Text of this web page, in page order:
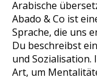
Arabische
Abado & Co ist
Sprache, die uns
Du beschreibst
und Sozialisation.
Art, um